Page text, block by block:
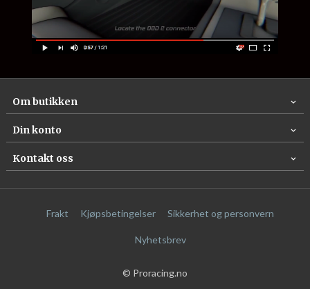
Om butikken
Din konto
Kontakt oss
Frakt Kjøpsbetingelser Sikkerhet og personvern
Nyhetsbrev
© Proracing.no